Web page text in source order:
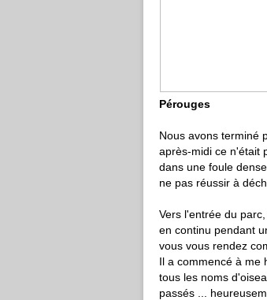
Pérouges
Nous avons terminé
après-midi ce n'était
dans une foule
ne pas réussir à
Vers l'entrée du
en continu pendant
vous vous rendez
Il a commencé à me
tous les noms
passés ...